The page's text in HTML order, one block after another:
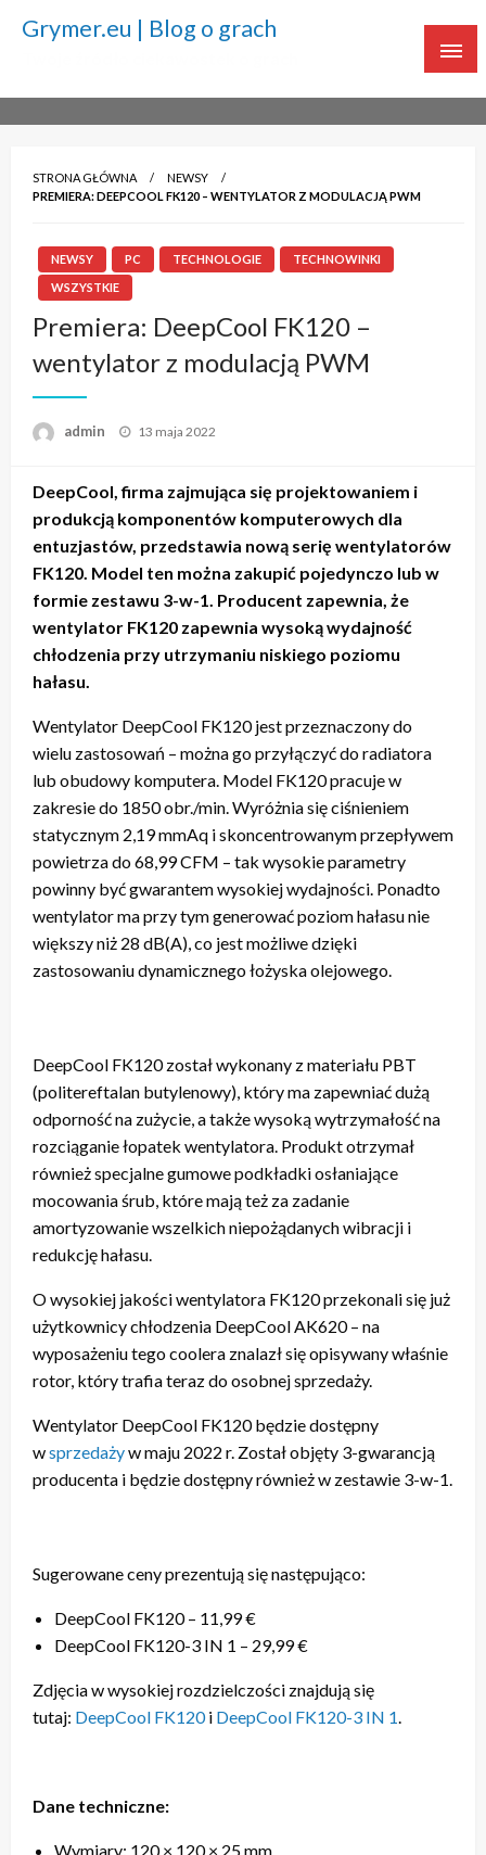
Grymer.eu | Blog o grach
STRONA GŁÓWNA
NEWSY
PREMIERA: DEEPCOOL FK120 – WENTYLATOR Z MODULACJĄ PWM
NEWSY PC TECHNOLOGIE
TECHNOWINKI
WSZYSTKIE
Premiera: DeepCool FK120 –
wentylator z modulacją PWM
admin Napisano
13 maja 2022
DeepCool, firma zajmująca się projektowaniem i
produkcją komponentów komputerowych dla
entuzjastów, przedstawia nową serię wentylatorów
FK120. Model ten można zakupić pojedynczo lub w
formie zestawu 3-w-1. Producent zapewnia, że
wentylator FK120 zapewnia wysoką wydajność
chłodzenia przy utrzymaniu niskiego poziomu
hałasu.
Wentylator DeepCool FK120 jest przeznaczony do
wielu zastosowań – można go przyłączyć do radiatora
lub obudowy komputera. Model FK120 pracuje w
zakresie do 1850 obr./min. Wyróżnia się ciśnieniem
statycznym 2,19 mmAq i skoncentrowanym przepływem
powietrza do 68,99 CFM – tak wysokie parametry
powinny być gwarantem wysokiej wydajności. Ponadto
wentylator ma przy tym generować poziom hałasu nie
większy niż 28 dB(A), co jest możliwe dzięki
zastosowaniu dynamicznego łożyska olejowego.
DeepCool FK120 został wykonany z materiału PBT
(politereftalan butylenowy), który ma zapewniać dużą
odporność na zużycie, a także wysoką wytrzymałość na
rozciąganie łopatek wentylatora. Produkt otrzymał
również specjalne gumowe podkładki osłaniające
mocowania śrub, które mają też za zadanie
amortyzowanie wszelkich niepożądanych wibracji i
redukcję hałasu.
O wysokiej jakości wentylatora FK120 przekonali się już
użytkownicy chłodzenia DeepCool AK620 – na
wyposażeniu tego coolera znalazł się opisywany właśnie
rotor, który trafia teraz do osobnej sprzedaży.
Wentylator DeepCool FK120 będzie dostępny
wsprzedażyw maju 2022 r. Został objęty 3-gwarancją
producenta i będzie dostępny również w zestawie 3-w-1.
Sugerowane ceny prezentują się następująco:
DeepCool FK120 – 11,99 €
DeepCool FK120-3 IN 1 – 29,99 €
Zdjęcia w wysokiej rozdzielczości znajdują się
tutaj: DeepCool FK120i DeepCool FK120-3 IN 1.
Dane techniczne:
Wymiary: 120 × 120 × 25 mm